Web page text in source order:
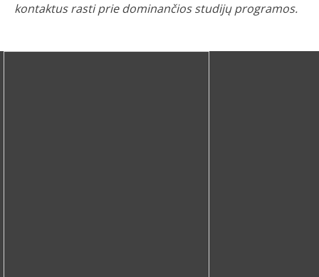
kontaktus rasti prie dominančios studijų programos.